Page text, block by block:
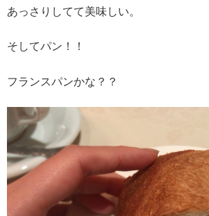
あっさりしてて美味しい。
そしてパン！！
フランスパンかな？？